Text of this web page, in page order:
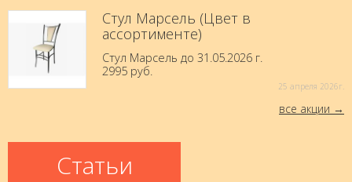
Стул Марсель (Цвет в
ассортименте)
Стул Марсель до 31.05.2026 г.
2995 руб.
25 aпреля 2026г.
все акции
Статьи